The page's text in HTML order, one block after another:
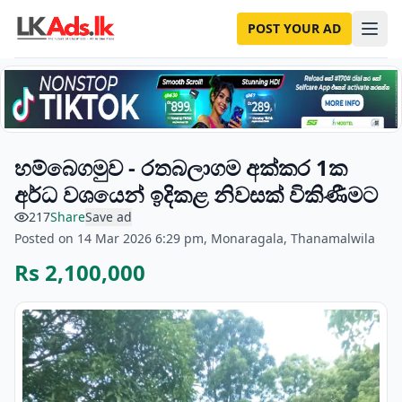
POST YOUR AD
හම්බෙගමුව - රතබලාගම අක්කර 1ක
අර්ධ වශයෙන් ඉදිකළ නිවසක් විකිණීමට
217ShareSave ad
Posted on 14 Mar 2026 6:29 pm, Monaragala, Thanamalwila
Rs 2,100,000